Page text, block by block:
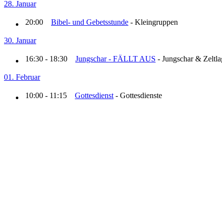
28. Januar
20:00 Bibel- und Gebetsstunde - Kleingruppen
30. Januar
16:30 - 18:30 Jungschar - FÄLLT AUS - Jungschar &
01. Februar
10:00 - 11:15 Gottesdienst - Gottesdienste